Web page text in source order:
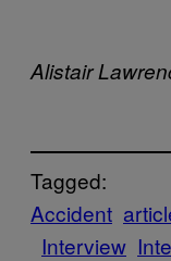
Alistair
Tagged:
Accident
Interview